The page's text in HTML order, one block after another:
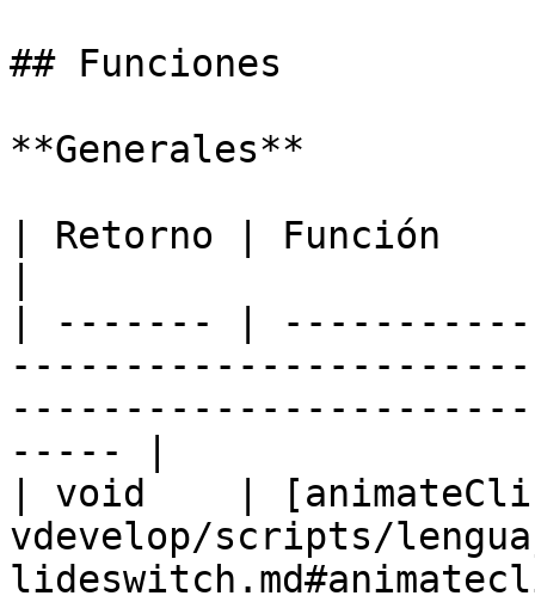
## Funciones
**Generales**
| Retorno | Función
| ------- |
----- |
| void    |
vdevelop/scripts/